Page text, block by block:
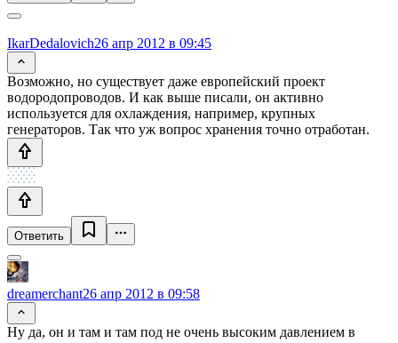
IkarDedalovich26 апр 2012 в 09:45
Возможно, но существует даже европейский проект
водородопроводов. И как выше писали, он активно
используется для охлаждения, например, крупных
генераторов. Так что уж вопрос хранения точно отработан.
Ответить
dreamerchant26 апр 2012 в 09:58
Ну да, он и там и там под не очень высоким давлением в